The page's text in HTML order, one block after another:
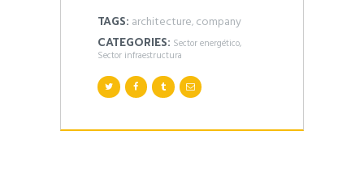
TAGS: architecture, company
CATEGORIES: Sector energético,
Sector infraestructura